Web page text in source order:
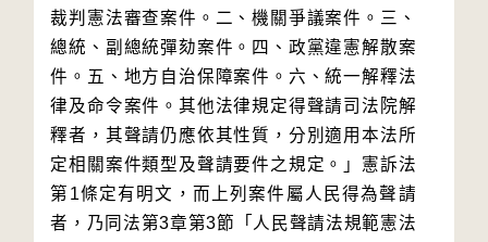
裁判憲法審查案件。二、機關爭議案件。三、
總統、副總統彈劾案件。四、政黨違憲解散案
件。五、地方自治保障案件。六、統一解釋法
律及命令案件。其他法律規定得聲請司法院解
釋者，其聲請仍應依其性質，分別適用本法所
定相關案件類型及聲請要件之規定。」憲訴法
第1條定有明文，而上列案件屬人民得為聲請
者，乃同法第3章第3節「人民聲請法規範憲法